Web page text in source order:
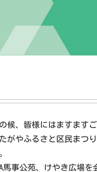
、皆様にはますますご
がやふるさと区民まつ
馬事公苑、けやき広場